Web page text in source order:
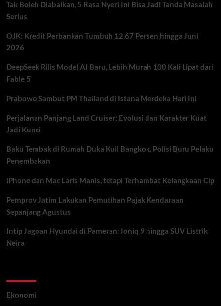
2026,
&
Baru
Tak Boleh Diabaikan, 5 Rasa Nyeri Ini Bisa Jadi Tanda Masalah
Serius
OJK: Kredit Perbankan Tumbuh 12,67 Persen hingga Juni
2026
DeepSeek Rilis Model AI Baru, Lebih Murah 100 Kali Lipat dari
Fable 5
Prabowo Sambut PM Thailand di Istana Merdeka Hari Ini
Perjalanan Panjang Land Cruiser: Evolusi dan Karakter Kuat
Jadi Kunci
Baku Tembak di Rumah Duka Kuil Bangkok, Polisi Buru Pelaku
Penembakan
iPhone dan Mac Laris Manis, tetapi Terhambat Kelangkaan Cip
Pemprov Jatim Lakukan Pemutihan Pajak Kendaraan
Sepanjang Agustus
Intip Jagoan Hyundai di Pameran: Ioniq 9 hingga SUV Listrik
Neira
Ekonomi